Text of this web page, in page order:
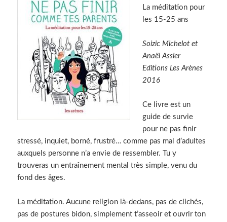
La méditation pour
les 15-25 ans
Soizic Michelot et
Anaël Assier
Editions Les Arènes
2016
Ce livre est un
guide de survie
pour ne pas finir
stressé, inquiet, borné, frustré… comme pas mal d’adultes
auxquels personne n’a envie de ressembler. Tu y
trouveras un entraînement mental très simple, venu du
fond des âges.
La méditation. Aucune religion là-dedans, pas de clichés,
pas de postures bidon, simplement t’asseoir et ouvrir ton